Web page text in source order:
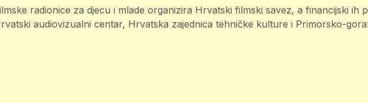
radionice za djecu i mlade organizira Hrvatski filmski savez, a financijski ih
audiovizualni centar, Hrvatska zajednica tehničke kulture i Primorsko-